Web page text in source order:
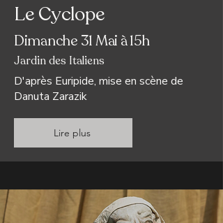
Le Cyclope
Dimanche 31 Mai à 15h
Jardin des Italiens
D'après Euripide, mise en scène de
Danuta Zarazik
Lire plus